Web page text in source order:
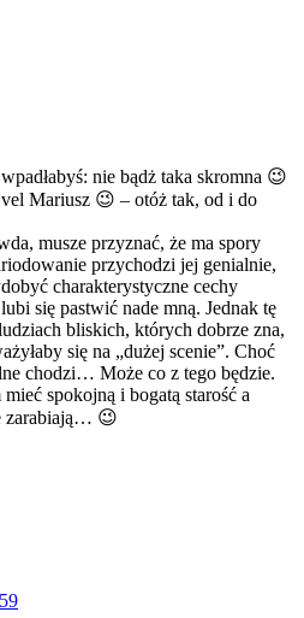
nie bądż taka skromna 😉
Mariusz 😉 – otóż tak, od i do
musze przyznać, że ma spory
przychodzi jej genialnie,
charakterystyczne cechy
się pastwić nade mną. Jednak tę
bliskich, których dobrze zna,
się na „dużej scenie”. Choć
chodzi… Może co z tego będzie.
spokojną i bogatą starość a
zarabiają… 😉